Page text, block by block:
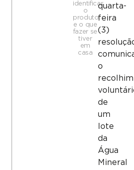
identificar
o
produto
e o que
fazer se
tiver
em
casa
quarta-
feira
(3)
o
de
um
lote
da
Água
Mineral